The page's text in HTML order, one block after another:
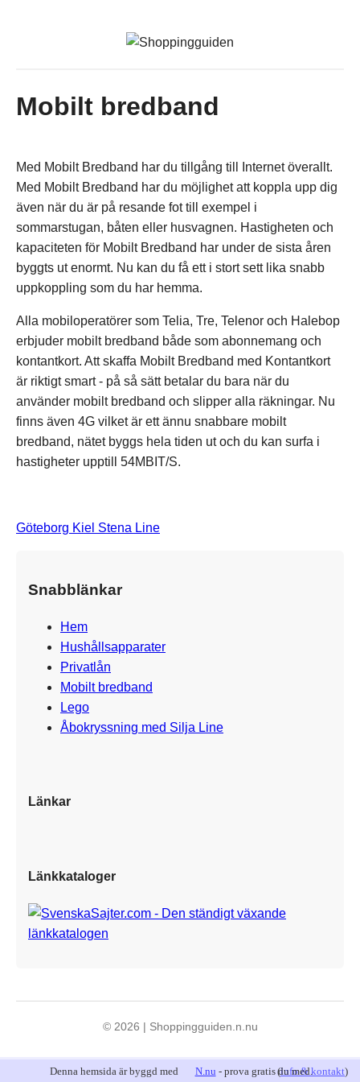
Mobilt bredband
Med Mobilt Bredband har du tillgång till Internet överallt.
Med Mobilt Bredband har du möjlighet att koppla upp dig
även när du är på resande fot till exempel i
sommarstugan, båten eller husvagnen. Hastigheten och
kapaciteten för Mobilt Bredband har under de sista åren
byggts ut enormt. Nu kan du få ett i stort sett lika snabb
uppkoppling som du har hemma.
Alla mobiloperatörer som Telia, Tre, Telenor och Halebop
erbjuder mobilt bredband både som abonnemang och
kontantkort. Att skaffa Mobilt Bredband med Kontantkort
är riktigt smart - på så sätt betalar du bara när du
använder mobilt bredband och slipper alla räkningar. Nu
finns även 4G vilket är ett ännu snabbare mobilt
bredband, nätet byggs hela tiden ut och du kan surfa i
hastigheter upptill 54MBIT/S.
Göteborg Kiel Stena Line
Snabblänkar
Hem
Hushållsapparater
Privatlån
Mobilt bredband
Lego
Åbokryssning med Silja Line
Länkar
Länkkataloger
© 2026 | Shoppingguiden.n.nu
Denna hemsida är byggd med N.nu - prova gratis du med.
(info & kontakt)